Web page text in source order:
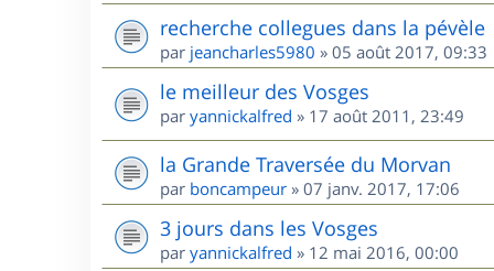
recherche collegues dans la pévèle
par jeancharles5980 » 05 août 2017, 09:33
le meilleur des Vosges
par yannickalfred » 17 août 2011, 23:49
la Grande Traversée du Morvan
par boncampeur » 07 janv. 2017, 17:06
3 jours dans les Vosges
par yannickalfred » 12 mai 2016, 00:00